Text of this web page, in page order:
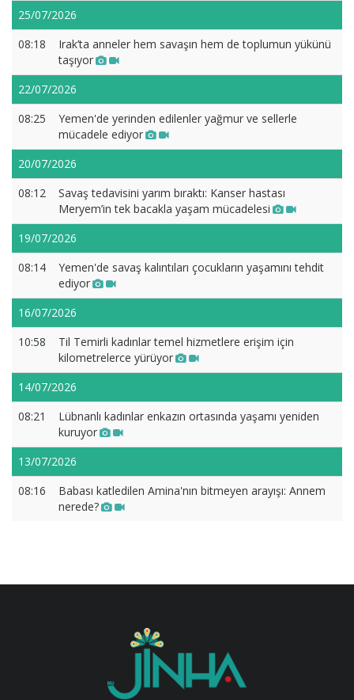
25/07/2026
08:18
Irak’ta anneler hem savaşın hem de toplumun yükünü
taşıyor
22/07/2026
08:25
Yemen'de yerinden edilenler yağmur ve sellerle
mücadele ediyor
20/07/2026
08:12
Savaş tedavisini yarım bıraktı: Kanser hastası
Meryem’in tek bacakla yaşam mücadelesi
19/07/2026
08:14
Yemen'de savaş kalıntıları çocukların yaşamını tehdit
ediyor
16/07/2026
10:58
Til Temirli kadınlar temel hizmetlere erişim için
kilometrelerce yürüyor
14/07/2026
08:21
Lübnanlı kadınlar enkazın ortasında yaşamı yeniden
kuruyor
13/07/2026
08:16
Babası katledilen Amina'nın bitmeyen arayışı: Annem
nerede?